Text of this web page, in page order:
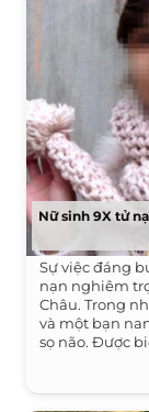
Nữ sinh 9X tử
Sự việc đáng
nạn nghiêm
Châu. Trong
và một bạn
sọ não. Được